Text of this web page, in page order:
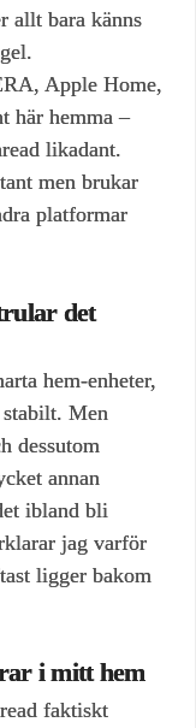
allt bara känns
Apple Home,
här hemma –
likadant.
men brukar
platformar
det
hem‑enheter,
Men
dessutom
annan
ibland bli
jag varför
ligger bakom
i mitt hem
faktiskt